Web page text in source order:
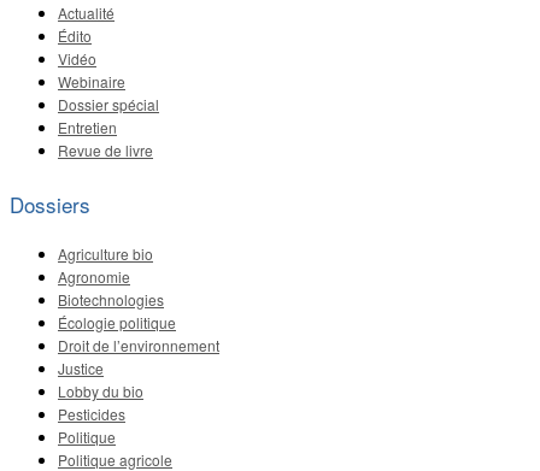
Actualité
Édito
Vidéo
Webinaire
Dossier spécial
Entretien
Revue de livre
Dossiers
Agriculture bio
Agronomie
Biotechnologies
Écologie politique
Droit de l’environnement
Justice
Lobby du bio
Pesticides
Politique
Politique agricole